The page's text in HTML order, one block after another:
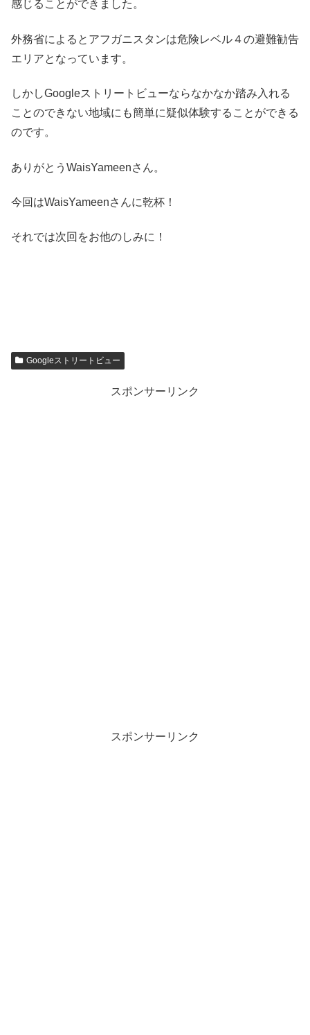
感じることができました。
外務省によるとアフガニスタンは危険レベル４の避難勧告
エリアとなっています。
しかしGoogleストリートビューならなかなか踏み入れる
ことのできない地域にも簡単に疑似体験することができる
のです。
ありがとうWaisYameenさん。
今回はWaisYameenさんに乾杯！
それでは次回をお他のしみに！
Googleストリートビュー
スポンサーリンク
スポンサーリンク